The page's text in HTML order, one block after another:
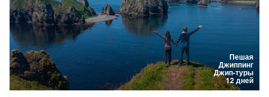
Пешая
Джиппинг
Джип-туры
12 дней